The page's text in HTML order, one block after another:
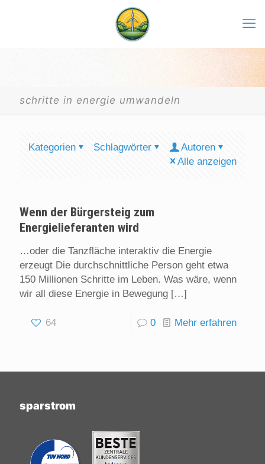
schritte in energie umwandeln
Kategorien Schlagwörter
Autoren
Alle anzeigen
Wenn der Bürgersteig zum
Energielieferanten wird
…oder die Tanzfläche interaktiv die Energie
erzeugt Die durchschnittliche Person geht etwa
150 Millionen Schritte im Leben. Was wäre, wenn
wir all diese Energie in Bewegung […]
64 0 Mehr erfahren
sparstrom